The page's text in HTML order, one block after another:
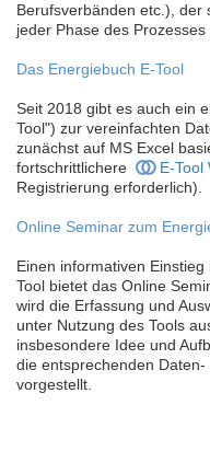
Berufsverbänden etc.), der
jeder Phase des
Das Energiebuch E-Tool
Seit 2018 gibt es auch ein
Tool") zur vereinfachten
zunächst auf MS Excel
fortschrittlichere
E-Tool
Registrierung erforderlich)
Online Seminar zum
Einen informativen
Tool bietet das Online
wird die Erfassung und
unter Nutzung des Tools
insbesondere Idee und
die entsprechenden
vorgestellt.